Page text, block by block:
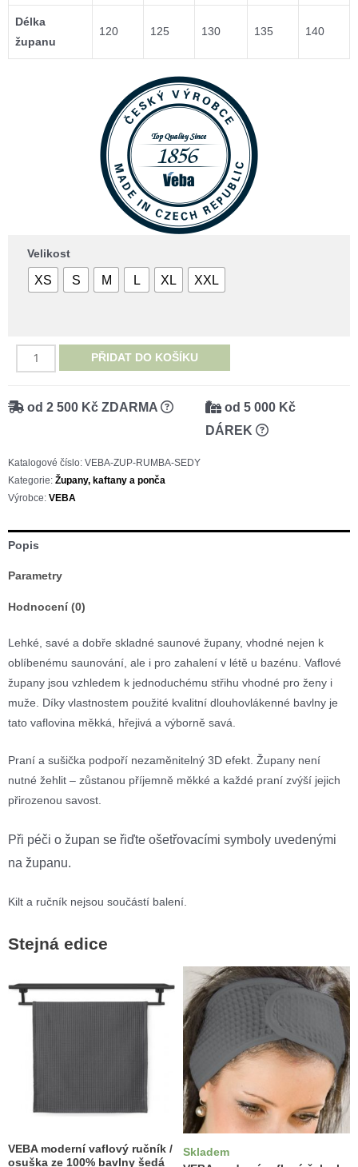
Délka
županu
120 125 130 135 140
Velikost
XS S M L XL XXL
VEBA
moderní
župan
šedý
PŘIDAT DO KOŠÍKU
od 2 500 Kč ZDARMA
od 5 000 Kč
DÁREK
Katalogové číslo: VEBA-ZUP-RUMBA-SEDY
Kategorie: Župany, kaftany a ponča
Výrobce: VEBA
Popis
Parametry
Hodnocení (0)
Lehké, savé a dobře skladné saunové župany, vhodné nejen k
oblíbenému saunování, ale i pro zahalení v létě u bazénu. Vaflové
župany jsou vzhledem k jednoduchému střihu vhodné pro ženy i
muže. Díky vlastnostem použité kvalitní dlouhovlákenné bavlny je
tato vaflovina měkká, hřejivá a výborně savá.
Praní a sušička podpoří nezaměnitelný 3D efekt. Župany není
nutné žehlit – zůstanou příjemně měkké a každé praní zvýší jejich
přirozenou savost.
Při péči o župan se řiďte ošetřovacími symboly uvedenými
na županu.
Kilt a ručník nejsou součástí balení.
Stejná edice
VEBA moderní vaflový ručník /
osuška ze 100% bavlny šedá
Skladem